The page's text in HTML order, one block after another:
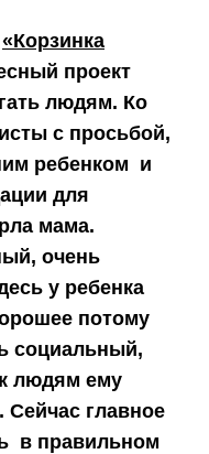
«Корзинка
проект
людям. Ко
с просьбой,
ребенком и
для
мама.
очень
у ребенка
потому
социальный,
людям ему
главное
в правильном